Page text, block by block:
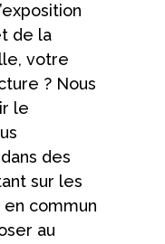
de la
votre
? Nous
le
des
sur les
commun
au